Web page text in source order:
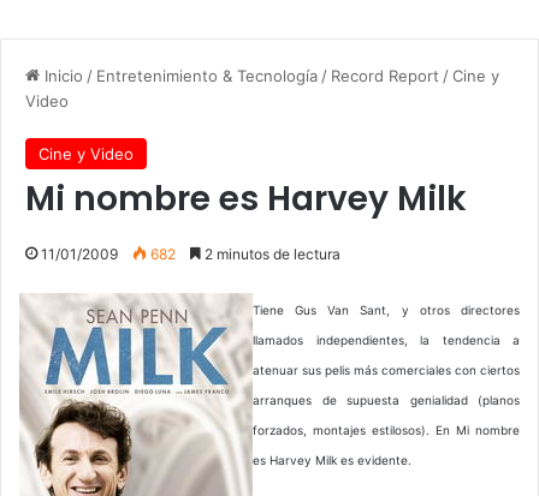
Inicio / Entretenimiento & Tecnología / Record Report /Cine y
Video
Cine y Video
Mi nombre es Harvey Milk
11/01/2009 682 2 minutos de lectura
Tiene Gus Van Sant, y otros directores
llamados independientes, la tendencia a
atenuar sus pelis más comerciales con ciertos
arranques de supuesta genialidad (planos
forzados, montajes estilosos). En Mi nombre
es Harvey Milk es evidente.